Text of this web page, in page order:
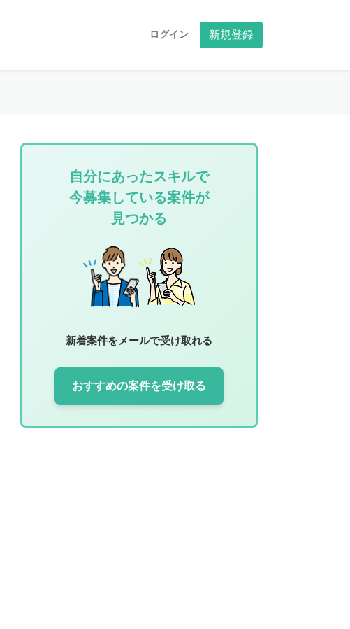
ログイン 新規登録
自分にあったスキルで
今募集している案件が
見つかる
新着案件をメールで受け取れる
おすすめの案件を受け取る